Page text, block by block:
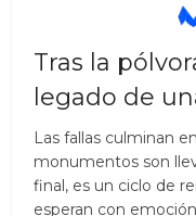
Tras la
legado de
Las fallas culminan
monumentos son
final, es un ciclo de
esperan con